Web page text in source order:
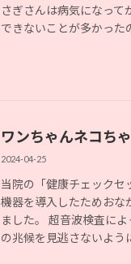
さぎさんは病気になって
できないことが多かった
ワンちゃんネコち
2024-04-25
当院の「健康チェックセ
機器を導入したためおな
ました。 超音波検査に
の兆候を見逃さないよう